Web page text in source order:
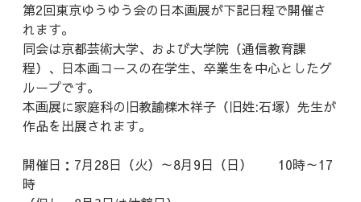
第2回東京ゆうゆう会の日本画展が下記日程で開催さ
れます。
同会は京都芸術大学、および大学院（通信教育課
程）、日本画コースの在学生、卒業生を中心としたグ
ループです。
本画展に家庭科の旧教諭檪木祥子（旧姓:石塚）先生が
作品を出展されます。
開催日：7月28日（火）～8月9日（日） 10時～17
時